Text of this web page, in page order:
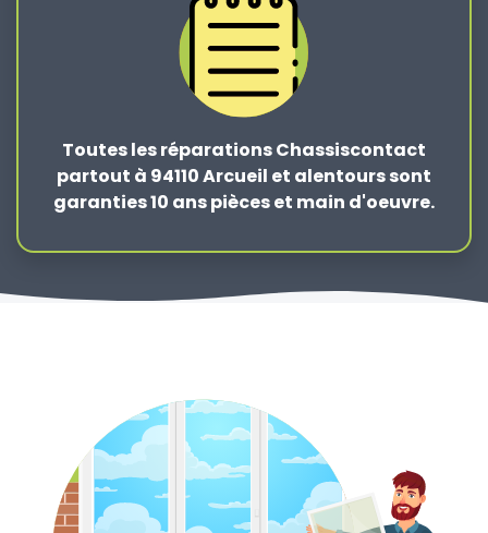
Toutes les réparations Chassiscontact
partout à 94110 Arcueil et alentours sont
garanties 10 ans pièces et main d'oeuvre.